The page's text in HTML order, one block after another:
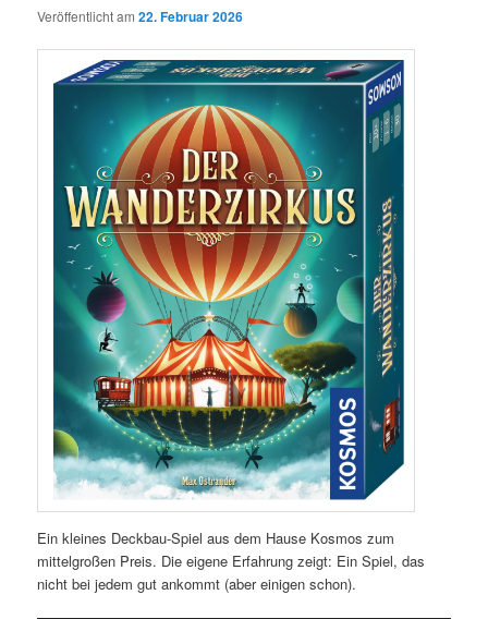
Veröffentlicht am22. Februar 2026
Ein kleines Deckbau-Spiel aus dem Hause Kosmos zum
mittelgroßen Preis. Die eigene Erfahrung zeigt: Ein Spiel, das
nicht bei jedem gut ankommt (aber einigen schon).